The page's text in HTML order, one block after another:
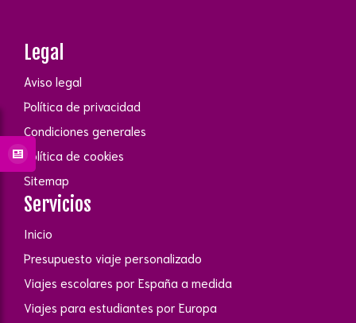
Legal
Aviso legal
Política de privacidad
Condiciones generales
Política de cookies
Sitemap
Servicios
Inicio
Presupuesto viaje personalizado
Viajes escolares por España a medida
Viajes para estudiantes por Europa